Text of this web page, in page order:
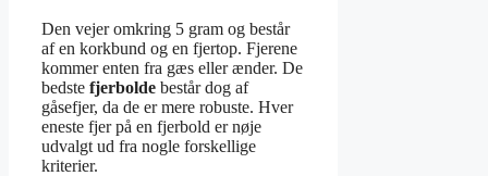
Den vejer omkring 5 gram og består
af en korkbund og en fjertop. Fjerene
kommer enten fra gæs eller ænder. De
bedste fjerbolde består dog af
gåsefjer, da de er mere robuste. Hver
eneste fjer på en fjerbold er nøje
udvalgt ud fra nogle forskellige
kriterier.